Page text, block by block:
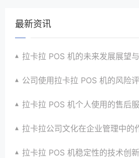
最新资讯
拉卡拉 POS 机的未来发展展望
公司使用拉卡拉 POS 机的风险
拉卡拉 POS 机个人使用的售后
拉卡拉公司文化在企业管理中的
拉卡拉 POS 机稳定性的技术创